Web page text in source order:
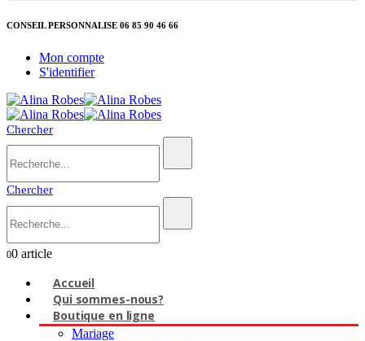
CONSEIL PERSONNALISE 06 85 90 46 66
Mon compte
S'identifier
Chercher
Chercher
00 article
Accueil
Qui sommes-nous?
Boutique en ligne
Mariage